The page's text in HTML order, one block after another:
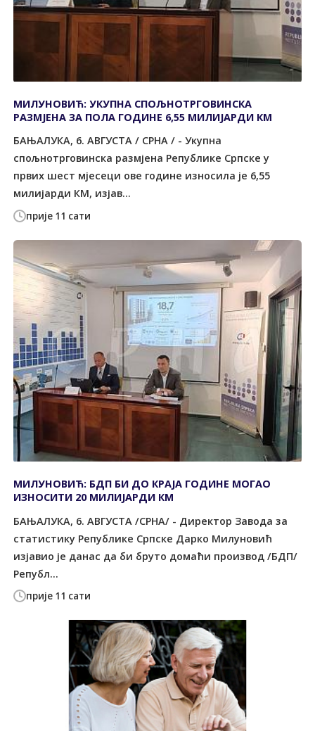
прије 11 сати
МИЛУНОВИЋ: УКУПНА СПОЉНОТРГОВИНСКА
РАЗМЈЕНА ЗА ПОЛА ГОДИНЕ 6,55 МИЛИЈАРДИ КМ
БАЊАЛУКА, 6. АВГУСТА / СРНА / - Укупна
спољнотрговинска размјена Републике Српске у
првих шест мјесеци ове године износила је 6,55
милијарди КМ, изјав...
прије 11 сати
МИЛУНОВИЋ: БДП БИ ДО КРАЈА ГОДИНЕ МОГАО
ИЗНОСИТИ 20 МИЛИЈАРДИ КМ
БАЊАЛУКА, 6. АВГУСТА /СРНА/ - Директор Завода за
статистику Републике Српске Дарко Милуновић
изјавио је данас да би бруто домаћи производ /БДП/
Републ...